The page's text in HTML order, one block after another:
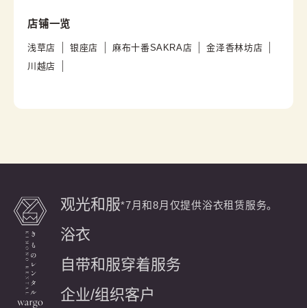
店铺一览
浅草店 银座店 麻布十番SAKRA店
金泽香林坊店
川越店
观光和服*7月和8月仅提供浴衣租赁服务。
浴衣
自带和服穿着服务
企业/组织客户